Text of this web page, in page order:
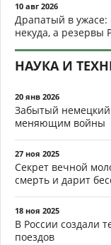
10 авг 2026
Драпатый в ужасе:
некуда, а резервы
НАУКА И
20 янв 2026
Забытый немецкий
меняющим войны
27 ноя 2025
Секрет вечной
смерть и дарит
18 ноя 2025
В России создали
поездов